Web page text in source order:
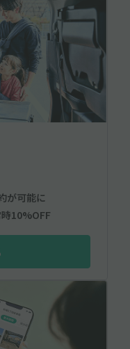
が可能に
10%OFF